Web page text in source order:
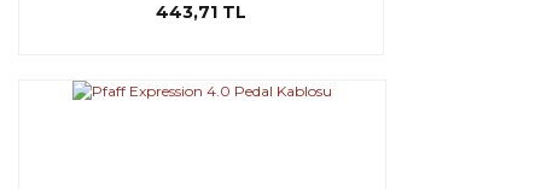
443,71 TL